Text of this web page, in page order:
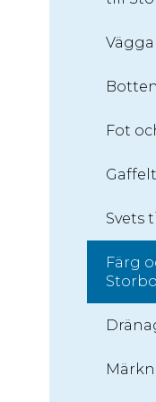
Fot
Svets
Färg